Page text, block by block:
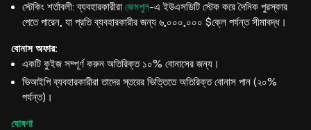
স্টেকিং শর্তাবলী: ব্যবহারকারীরা জেমপুল-এ ইউএসডিটি স্টেক করে দৈনিক পুরস্কার
পেতে পারেন, যা প্রতি ব্যবহারকারীর জন্য ৬,০০০,০০০ $ক্লে পর্যন্ত সীমাবদ্ধ।
বোনাস অফার:
একটি কুইজ সম্পূর্ণ করুন অতিরিক্ত ১০% বোনাসের জন্য।
ভিআইপি ব্যবহারকারীরা তাদের স্তরের ভিত্তিতে অতিরিক্ত বোনাস পান (২০%
পর্যন্ত)।
ঘোষণা